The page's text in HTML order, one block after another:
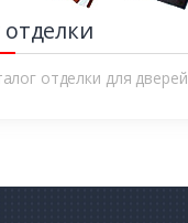
отделки
отделки для дверей